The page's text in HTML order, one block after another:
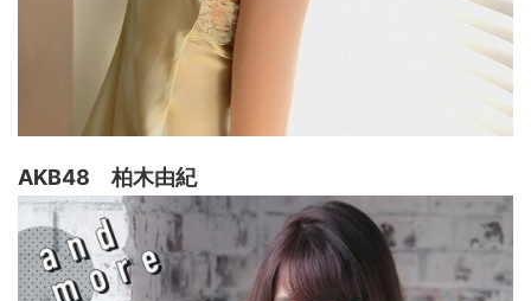
AKB48 柏木由紀